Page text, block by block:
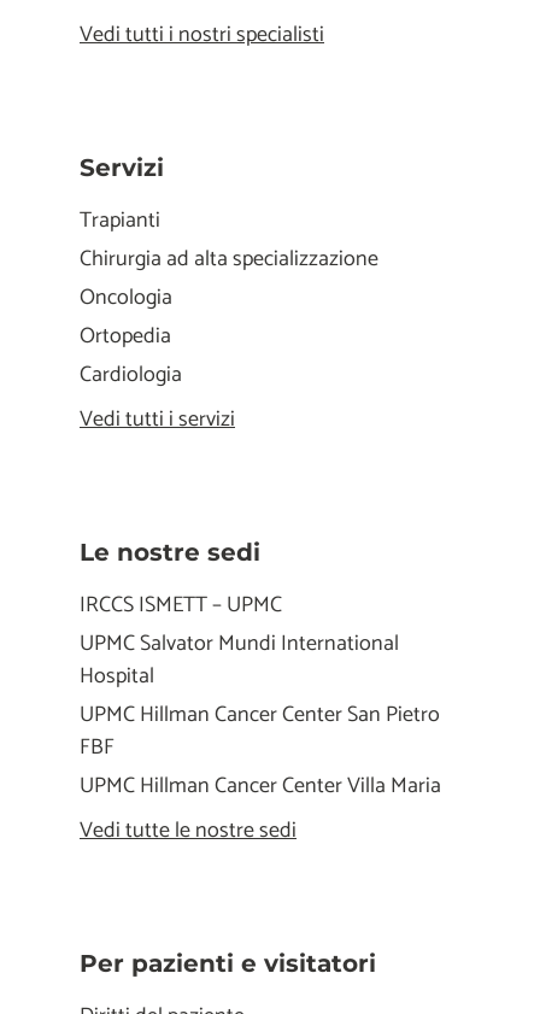
Vedi tutti i nostri specialisti
Servizi
Trapianti
Chirurgia ad alta specializzazione
Oncologia
Ortopedia
Cardiologia
Vedi tutti i servizi
Le nostre sedi
IRCCS ISMETT – UPMC
UPMC Salvator Mundi International
Hospital
UPMC Hillman Cancer Center San Pietro
FBF
UPMC Hillman Cancer Center Villa Maria
Vedi tutte le nostre sedi
Per pazienti e visitatori